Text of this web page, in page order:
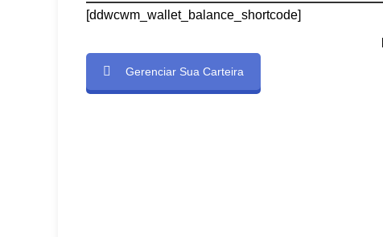
[ddwcwm_wallet_balance_shortcode]
Gerenciar Sua Carteira